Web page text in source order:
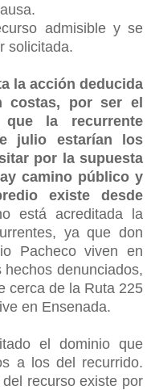
admisible y se
solicitada.
la acción deducida
costas, por ser el
que la recurrente
julio estarían los
por la supuesta
camino público y
existe desde
está acreditada la
ya que don
Pacheco viven en
denunciados,
cerca de la Ruta 225
en Ensenada.
el dominio que
a los del recurrido.
recurso existe por